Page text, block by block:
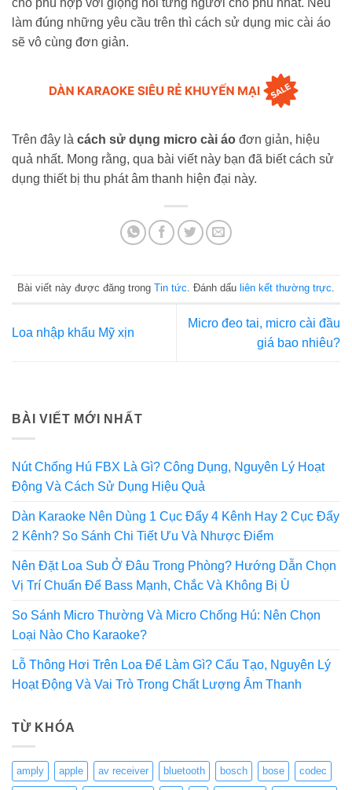
cho phù hợp với giọng nói từng người cho phù nhất. Nếu
làm đúng những yêu cầu trên thì cách sử dụng mic cài áo
sẽ vô cùng đơn giản.
Trên đây là cách sử dụng micro cài áo đơn giản, hiệu
quả nhất. Mong rằng, qua bài viết này bạn đã biết cách sử
dụng thiết bị thu phát âm thanh hiện đại này.
Bài viết này được đăng trong Tin tức. Đánh dấu liên kết thường trực.
Loa nhập khẩu Mỹ xịn
Micro đeo tai, micro cài đầu
giá bao nhiêu?
BÀI VIẾT MỚI NHẤT
Nút Chống Hú FBX Là Gì? Công Dụng, Nguyên Lý Hoạt
Động Và Cách Sử Dụng Hiệu Quả
Dàn Karaoke Nên Dùng 1 Cục Đẩy 4 Kênh Hay 2 Cục Đẩy
2 Kênh? So Sánh Chi Tiết Ưu Và Nhược Điểm
Nên Đặt Loa Sub Ở Đâu Trong Phòng? Hướng Dẫn Chọn
Vị Trí Chuẩn Để Bass Mạnh, Chắc Và Không Bị Ù
So Sánh Micro Thường Và Micro Chống Hú: Nên Chọn
Loại Nào Cho Karaoke?
Lỗ Thông Hơi Trên Loa Để Làm Gì? Cấu Tạo, Nguyên Lý
Hoạt Động Và Vai Trò Trong Chất Lượng Âm Thanh
TỪ KHÓA
amply apple av receiver bluetooth bosch bose codec